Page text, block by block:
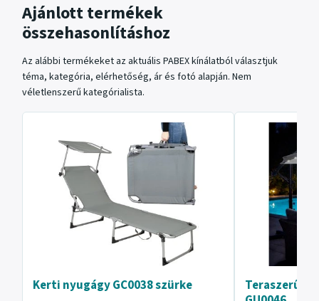
Ajánlott termékek
összehasonlításhoz
Az alábbi termékeket az aktuális PABEX kínálatból választjuk
téma, kategória, elérhetőség, ár és fotó alapján. Nem
véletlenszerű kategórialista.
Kerti nyugágy GC0038 szürke
Teraszerű